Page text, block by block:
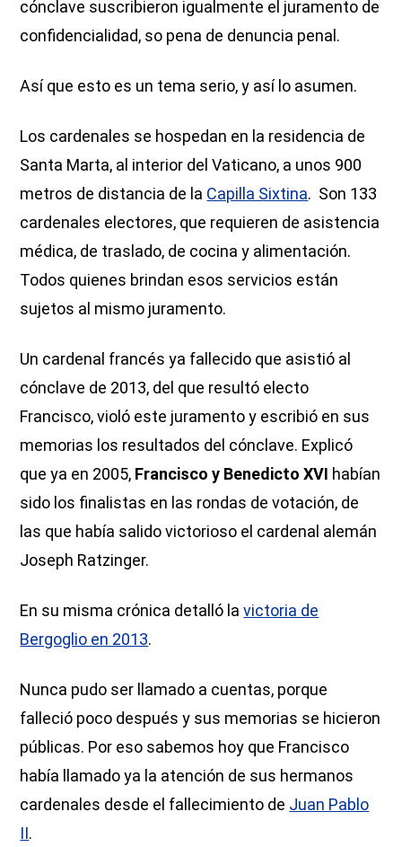
cónclave suscribieron igualmente el juramento de
confidencialidad, so pena de denuncia penal.
Así que esto es un tema serio, y así lo asumen.
Los cardenales se hospedan en la residencia de
Santa Marta, al interior del Vaticano, a unos 900
metros de distancia de la Capilla Sixtina. Son 133
cardenales electores, que requieren de asistencia
médica, de traslado, de cocina y alimentación.
Todos quienes brindan esos servicios están
sujetos al mismo juramento.
Un cardenal francés ya fallecido que asistió al
cónclave de 2013, del que resultó electo
Francisco, violó este juramento y escribió en sus
memorias los resultados del cónclave. Explicó
que ya en 2005, Francisco y Benedicto XVI habían
sido los finalistas en las rondas de votación, de
las que había salido victorioso el cardenal alemán
Joseph Ratzinger.
En su misma crónica detalló la victoria de
Bergoglio en 2013.
Nunca pudo ser llamado a cuentas, porque
falleció poco después y sus memorias se hicieron
públicas. Por eso sabemos hoy que Francisco
había llamado ya la atención de sus hermanos
cardenales desde el fallecimiento de Juan Pablo
II.